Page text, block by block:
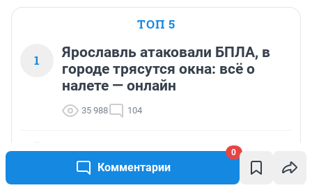
Комментарии
0
ТОП 5
1
Ярославль атаковали БПЛА, в
городе трясутся окна: всё о
налете — онлайн
35 988 104
«Сейчас бы всё это запретили»: истории из
пионерского лагеря, которого больше нет
32 479 66